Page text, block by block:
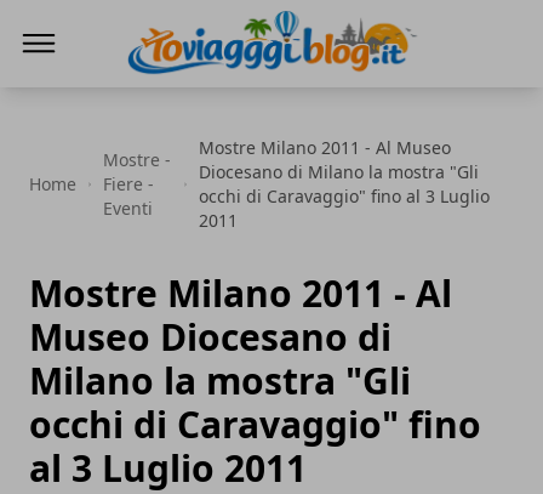
Home
Mostre -
Fiere -
Eventi
Mostre Milano 2011 - Al Museo
Diocesano di Milano la mostra "Gli
occhi di Caravaggio" fino al 3 Luglio
2011
Mostre Milano 2011 - Al
Museo Diocesano di
Milano la mostra "Gli
occhi di Caravaggio" fino
al 3 Luglio 2011